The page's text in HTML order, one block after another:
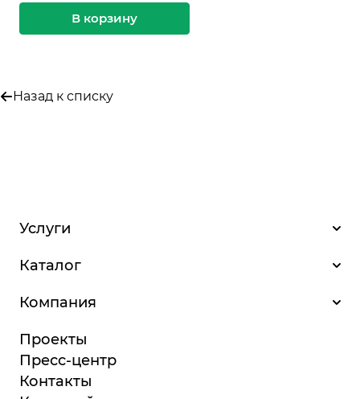
В корзину
Назад к списку
Услуги
Каталог
Компания
Проекты
Пресс-центр
Контакты